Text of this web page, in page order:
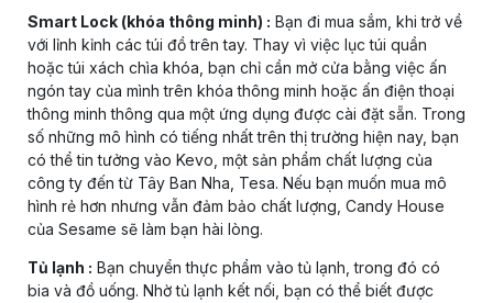
Smart Lock (khóa thông minh) : Bạn đi mua sắm, khi trở về
với lỉnh kỉnh các túi đồ trên tay. Thay vì việc lục túi quần
hoặc túi xách chìa khóa, bạn chỉ cần mở cửa bằng việc ấn
ngón tay của mình trên khóa thông minh hoặc ấn điện thoại
thông minh thông qua một ứng dụng được cài đặt sẵn. Trong
số những mô hình có tiếng nhất trên thị trường hiện nay, bạn
có thể tin tưởng vào Kevo, một sản phẩm chất lượng của
công ty đến từ Tây Ban Nha, Tesa. Nếu bạn muốn mua mô
hình rẻ hơn nhưng vẫn đảm bảo chất lượng, Candy House
của Sesame sẽ làm bạn hài lòng.
Tủ lạnh : Bạn chuyển thực phẩm vào tủ lạnh, trong đó có
bia và đồ uống. Nhờ tủ lạnh kết nối, bạn có thể biết được